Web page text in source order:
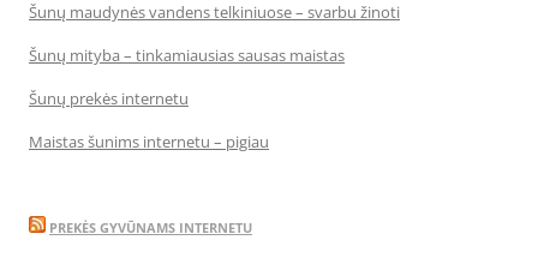
Šunų maudynės vandens telkiniuose – svarbu žinoti
Šunų mityba – tinkamiausias sausas maistas
Šunų prekės internetu
Maistas šunims internetu – pigiau
PREKĖS GYVŪNAMS INTERNETU